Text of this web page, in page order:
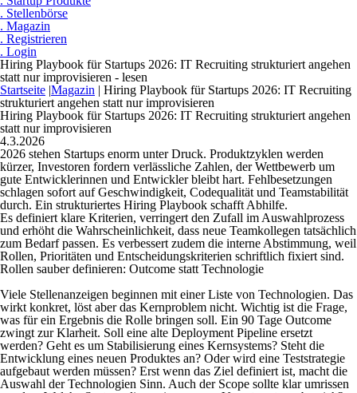
. Stellenbörse
. Magazin
. Registrieren
. Login
Hiring Playbook für Startups 2026: IT Recruiting strukturiert angehen
statt nur improvisieren - lesen
Startseite |Magazin | Hiring Playbook für Startups 2026: IT Recruiting
strukturiert angehen statt nur improvisieren
Hiring Playbook für Startups 2026: IT Recruiting strukturiert angehen
statt nur improvisieren
4.3.2026
2026 stehen Startups enorm unter Druck. Produktzyklen werden
kürzer, Investoren fordern verlässliche Zahlen, der Wettbewerb um
gute Entwicklerinnen und Entwickler bleibt hart. Fehlbesetzungen
schlagen sofort auf Geschwindigkeit, Codequalität und Teamstabilität
durch. Ein strukturiertes Hiring Playbook schafft Abhilfe.
Es definiert klare Kriterien, verringert den Zufall im Auswahlprozess
und erhöht die Wahrscheinlichkeit, dass neue Teamkollegen tatsächlich
zum Bedarf passen. Es verbessert zudem die interne Abstimmung, weil
Rollen, Prioritäten und Entscheidungskriterien schriftlich fixiert sind.
Rollen sauber definieren: Outcome statt Technologie
Viele Stellenanzeigen beginnen mit einer Liste von Technologien. Das
wirkt konkret, löst aber das Kernproblem nicht. Wichtig ist die Frage,
was für ein Ergebnis die Rolle bringen soll. Ein 90 Tage Outcome
zwingt zur Klarheit. Soll eine alte Deployment Pipeline ersetzt
werden? Geht es um Stabilisierung eines Kernsystems? Steht die
Entwicklung eines neuen Produktes an? Oder wird eine Teststrategie
aufgebaut werden müssen? Erst wenn das Ziel definiert ist, macht die
Auswahl der Technologien Sinn. Auch der Scope sollte klar umrissen